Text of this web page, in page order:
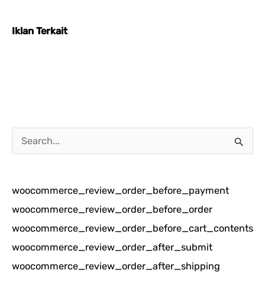
Iklan Terkait
a
i
u
n
t
u
woocommerce_review_order_before_payment
woocommerce_review_order_before_order
woocommerce_review_order_before_cart_contents
woocommerce_review_order_after_submit
woocommerce_review_order_after_shipping